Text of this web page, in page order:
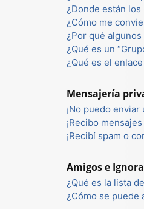
¿Donde están
¿Cómo me
¿Por qué
¿Qué es un
¿Qué es el enlace
Mensajería
¡No puedo
¡Recibo
¡Recibí spam o
Amigos e
¿Qué es la lista
¿Cómo se puede